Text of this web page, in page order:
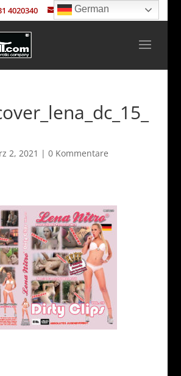
4020340 info@saskia-farell.com
2, 2021 | 0 Kommentare
German